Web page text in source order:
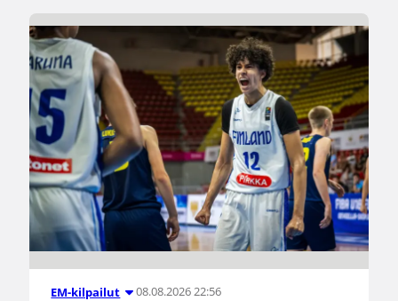
EM-kilpailut 08.08.2026 22:56